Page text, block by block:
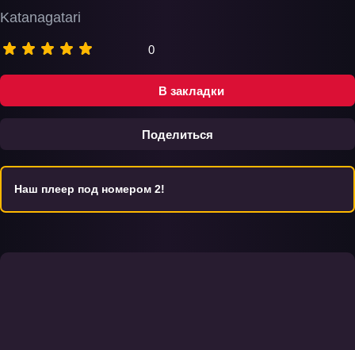
В закладки
Поделиться
Katanagatari
0
Наш плеер под номером 2!